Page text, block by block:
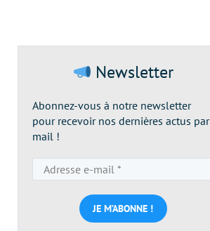
Newsletter
Abonnez-vous à notre newsletter
pour recevoir nos dernières actus par
mail !
e-
mail
*